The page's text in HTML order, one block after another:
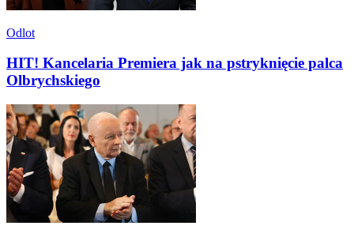
Odlot
HIT! Kancelaria Premiera jak na pstryknięcie palca
Olbrychskiego